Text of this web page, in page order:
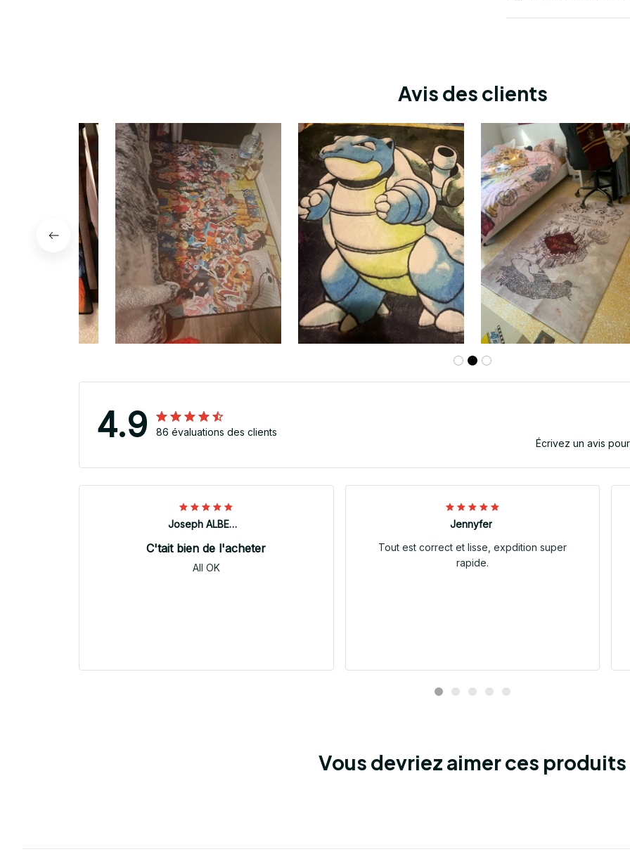
Avis des clients
4.9
86 évaluations des clients
Écrivez un avis
Joseph ALBERTINI
C'tait bien de l'acheter
All OK
Jennyfer
Tout est correct et lisse, expdition super
rapide.
Vous devriez aimer ces produits